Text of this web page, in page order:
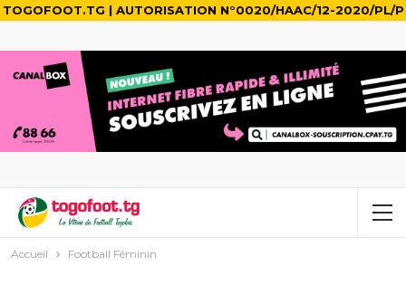
TOGOFOOT.TG | AUTORISATION N°0020/HAAC/12-2020/PL/P
Accueil Football Féminin